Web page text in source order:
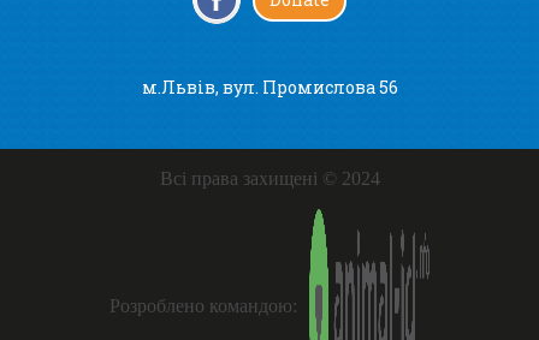
м.Львів, вул. Промислова 56
Всі права захищені © 2024
Розроблено командою: